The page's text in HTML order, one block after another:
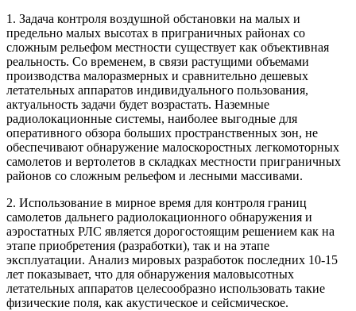
1. Задача контроля воздушной обстановки на малых и
предельно малых высотах в приграничных районах со
сложным рельефом местности существует как объективная
реальность. Со временем, в связи растущими объемами
производства малоразмерных и сравнительно дешевых
летательных аппаратов индивидуального пользования,
актуальность задачи будет возрастать. Наземные
радиолокационные системы, наиболее выгодные для
оперативного обзора больших пространственных зон, не
обеспечивают обнаружение малоскоростных легкомоторных
самолетов и вертолетов в складках местности приграничных
районов со сложным рельефом и лесными массивами.
2. Использование в мирное время для контроля границ
самолетов дальнего радиолокационного обнаружения и
аэростатных РЛС является дорогостоящим решением как на
этапе приобретения (разработки), так и на этапе
эксплуатации. Анализ мировых разработок последних 10-15
лет показывает, что для обнаружения маловысотных
летательных аппаратов целесообразно использовать такие
физические поля, как акустическое и сейсмическое.